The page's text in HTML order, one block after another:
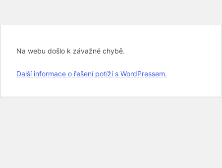
Na webu došlo k závažné chybě.
Další informace o řešení potíží s WordPressem.